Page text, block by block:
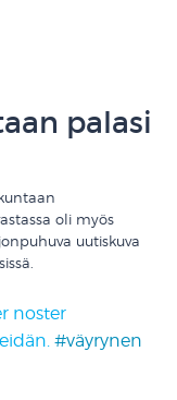
palasi
oli myös
uutiskuva
noster
#väyrynen